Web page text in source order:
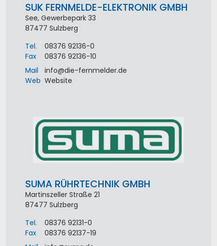
SUK FERNMELDE-ELEKTRONIK GMBH
See, Gewerbepark 33
87477 Sulzberg
Tel.
08376 92136-0
Fax
08376 92136-10
Mail
info@die-fernmelder.de
Web Website
SUMA RÜHRTECHNIK GMBH
Martinszeller Straße 21
87477 Sulzberg
Tel.
08376 92131-0
Fax
08376 92137-19